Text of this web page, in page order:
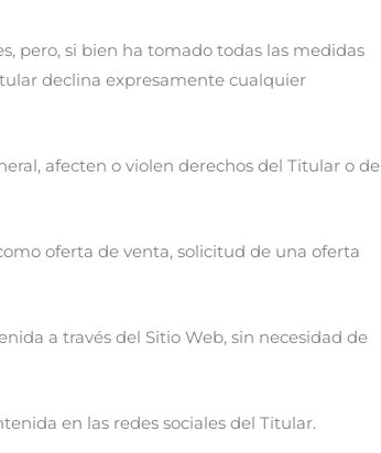
pero, si bien ha tomado todas las medidas
declina expresamente cualquier
afecten o violen derechos del Titular o de
oferta de venta, solicitud de una oferta
a través del Sitio Web, sin necesidad de
en las redes sociales del Titular.